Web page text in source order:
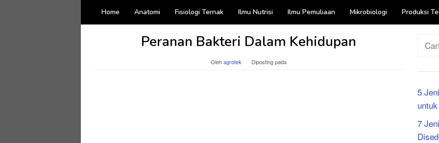
LoncatHome Anatomi Fisiologi Ternak Ilmu Nutrisi Ilmu Pemuliaan Mikrobiologi Produksi
Peranan Bakteri Dalam Kehidupan
Olehagrotek Diposting pada
Cari
5
7